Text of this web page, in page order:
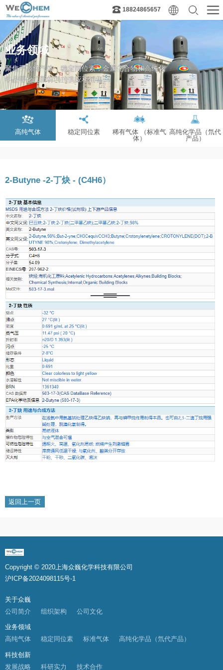
18824865657
业务领域
聚焦于高纯气体，稳定同位素，金属化合物和高纯化
学品等化工新材料的供应和销售
高纯气体 稳定同位素
稀有气体 （标准气
体）
高纯化学品（氘代
产品）
2-Butyne -2-丁炔 - (C4H6）
返回上一页
Copyright © 2020上海众巍化学科技有限公司
沪ICP备2024098115号-1
关于众巍
公司简介 组织架构 公司文化
业务领域
高纯气体 稳定同位素 标准气体 高纯化学品（氘代产品）
科技创新
发展战略 科研实力 技术合作